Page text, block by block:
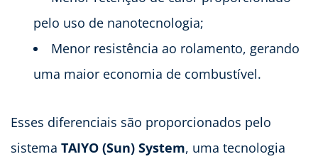
pelo uso de nanotecnologia;
Menor resistência ao rolamento, gerando
uma maior economia de combustível.
Esses diferenciais são proporcionados pelo
sistema TAIYO (Sun) System, uma tecnologia